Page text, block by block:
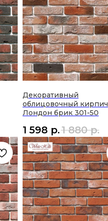
Декоративный
облицовочный кирпич
Лондон брик 301-50
1 598 р.1 880 р.